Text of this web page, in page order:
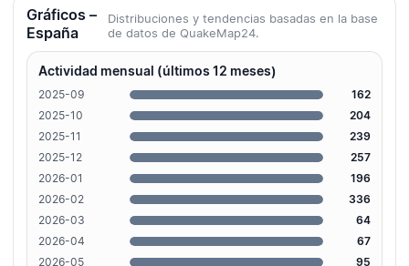
Gráficos –
España
Distribuciones y tendencias basadas en la base
de datos de QuakeMap24.
Actividad mensual (últimos 12 meses)
2025-09
162
2025-10
204
2025-11
239
2025-12
257
2026-01
196
2026-02
336
2026-03
64
2026-04
67
2026-05
95